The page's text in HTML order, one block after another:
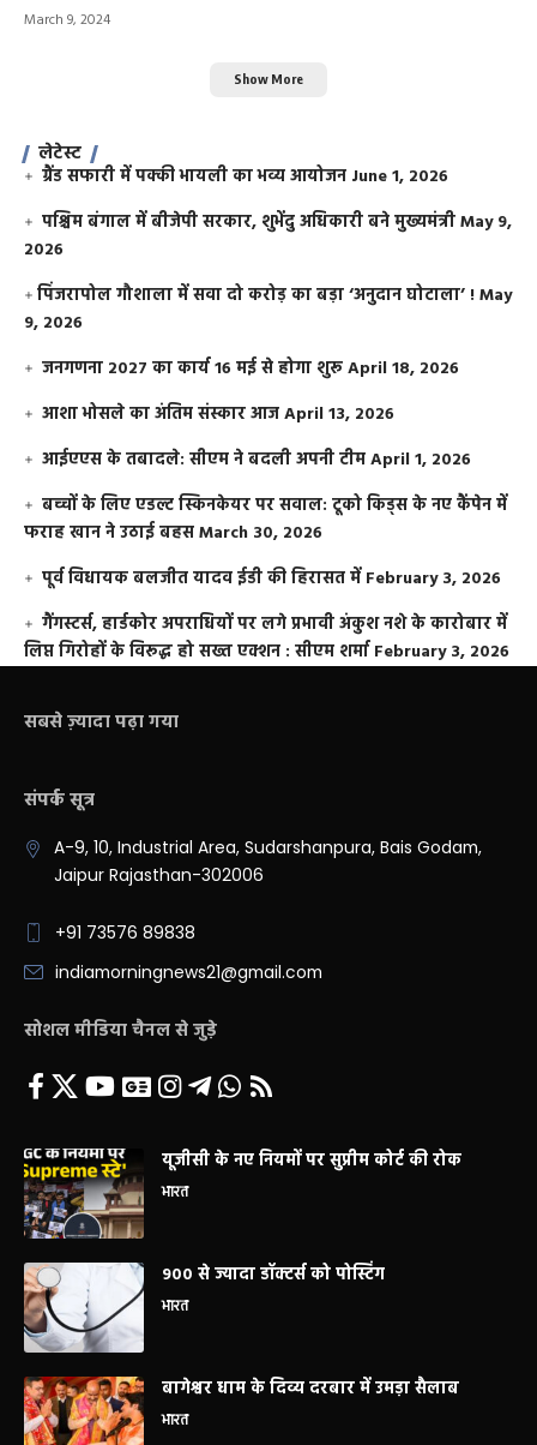
March 9, 2024
Show More
लेटेस्ट
ग्रैंड सफारी में पक्की भायली का भव्य आयोजन June 1, 2026
पश्चिम बंगाल में बीजेपी सरकार, शुभेंदु अधिकारी बने मुख्यमंत्रीMay 9,
2026
​पिंजरापोल गौशाला में सवा दो करोड़ का बड़ा ‘अनुदान घोटाला’ !May
9, 2026
जनगणना 2027 का कार्य 16 मई से होगा शुरूApril 18, 2026
आशा भोसले का अंतिम संस्कार आजApril 13, 2026
आईएएस के तबादले: सीएम ने बदली अपनी टीमApril 1, 2026
बच्चों के लिए एडल्ट स्किनकेयर पर सवाल: टूको किड्स के नए कैंपेन में
फराह खान ने उठाई बहसMarch 30, 2026
पूर्व विधायक बलजीत यादव ईडी की हिरासत में February 3, 2026
गैंगस्टर्स, हार्डकोर अपराधियों पर लगे प्रभावी अंकुश नशे के कारोबार में
लिप्त गिरोहों के विरूद्ध हो सख्त एक्शन : सीएम शर्मा February 3, 2026
सबसे ज़्यादा पढ़ा गया
संपर्क सूत्र
A-9, 10, Industrial Area, Sudarshanpura, Bais Godam,
Jaipur Rajasthan-302006
+91 73576 89838
indiamorningnews21@gmail.com
सोशल मीडिया चैनल से जुड़े
यूजीसी के नए नियमों पर सुप्रीम कोर्ट की रोक
भारत
900 से ज्यादा डॉक्टर्स को पोस्टिंग
भारत
बागेश्वर धाम के दिव्य दरबार में उमड़ा सैलाब
भारत